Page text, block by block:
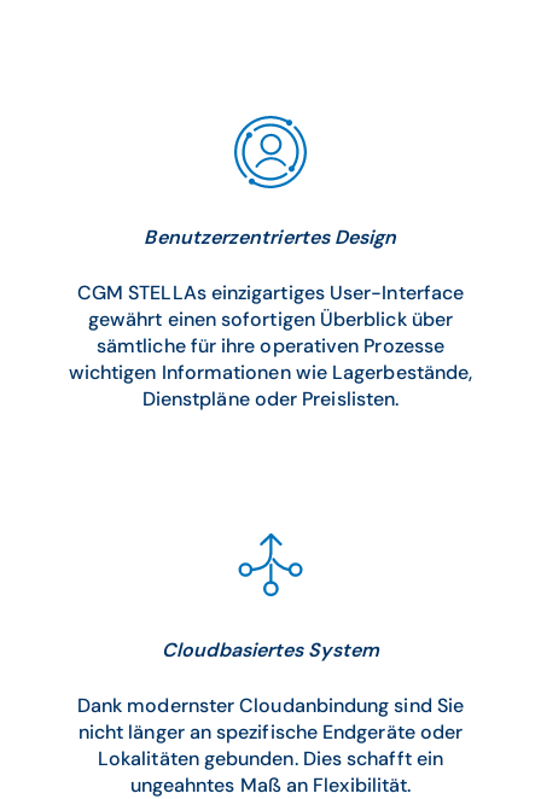
Benutzerzentriertes Design
CGM STELLAs einzigartiges User-Interface
gewährt einen sofortigen Überblick über
sämtliche für ihre operativen Prozesse
wichtigen Informationen wie Lagerbestände,
Dienstpläne oder Preislisten.
Cloudbasiertes System
Dank modernster Cloudanbindung sind Sie
nicht länger an spezifische Endgeräte oder
Lokalitäten gebunden. Dies schafft ein
ungeahntes Maß an Flexibilität.